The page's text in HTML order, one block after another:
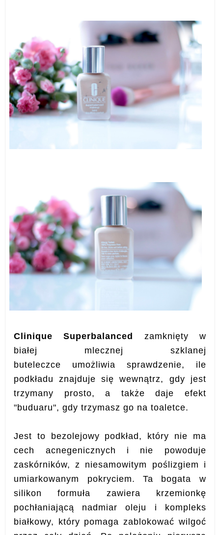
Clinique Superbalanced
zamknięty w
białej mlecznej szklanej
buteleczce umożliwia sprawdzenie, ile
podkładu znajduje się wewnątrz, gdy jest
trzymany prosto, a także daje efekt
"buduaru", gdy trzymasz go na toaletce.
Jest to bezolejowy podkład, który nie ma
cech acnegenicznych i nie powoduje
zaskórników, z niesamowitym poślizgiem i
umiarkowanym pokryciem. Ta bogata w
silikon formuła zawiera krzemionkę
pochłaniającą nadmiar oleju i kompleks
białkowy, który pomaga zablokować wilgoć